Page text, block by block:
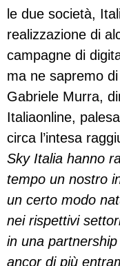
le due società,
realizzazione di
campagne di
ma ne sapremo
Gabriele Murra,
Italiaonline,
circa l’intesa
Sky Italia hanno
tempo un nostro
un certo modo
nei rispettivi
in una
ancor di più